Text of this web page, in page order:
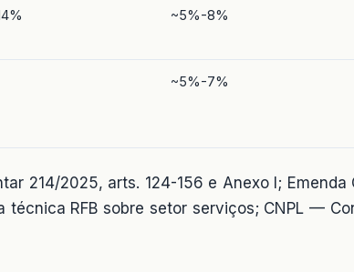
~5%-8%
~5%-7%
214/2025, arts. 124-156 e Anexo I;
técnica RFB sobre setor serviços; CNPL —